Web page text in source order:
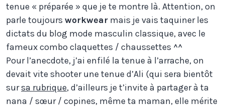
tenue « préparée » que je te montre là. Attention, on
parle toujours workwear mais je vais taquiner les
dictats du blog mode masculin classique, avec le
fameux combo claquettes / chaussettes ^^
Pour l’anecdote, j’ai enfilé la tenue à l’arrache, on
devait vite shooter une tenue d’Ali (qui sera bientôt
sursa rubrique, d’ailleurs je t’invite à partager à ta
nana / sœur / copines, même ta maman, elle mérite